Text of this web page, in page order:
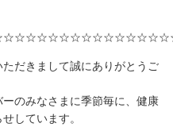
だきまして誠にありがとうご
のみなさまに季節毎に、健康
しています。